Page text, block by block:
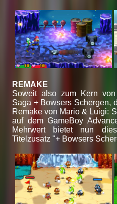
REMAKE
Soweit also zum Kern
Saga + Bowsers Schergen,
Remake von Mario & Luigi:
auf dem GameBoy
Mehrwert bietet nun
Titelzusatz "+ Bowsers